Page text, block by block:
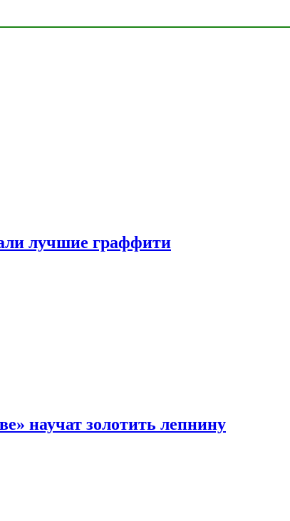
лучшие граффити
научат золотить лепнину